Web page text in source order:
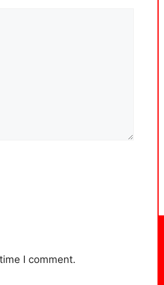
I comment.